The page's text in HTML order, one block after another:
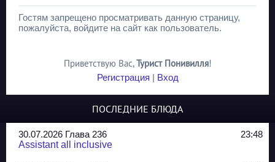
Гостям запрещено просматривать данную страницу,
пожалуйста, войдите на сайт как пользователь.
Приветствую Вас,Турист Понивилля!
Регистрация | Вход
ПОСЛЕДНИЕ БЛЮДА
30.07.2026 Глава 236
23:48
Assistant all inclusive